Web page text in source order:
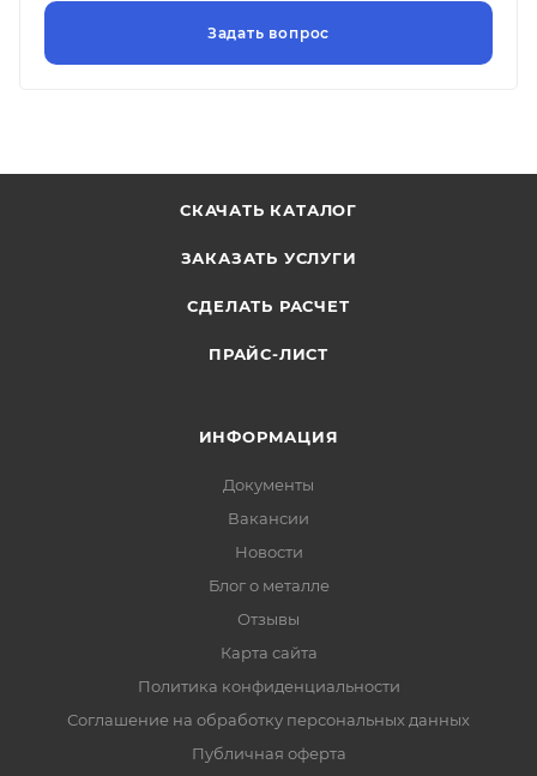
СКАЧАТЬ КАТАЛОГ
ЗАКАЗАТЬ УСЛУГИ
СДЕЛАТЬ РАСЧЕТ
ПРАЙС-ЛИСТ
ИНФОРМАЦИЯ
Документы
Вакансии
Новости
Блог о металле
Отзывы
Карта сайта
Политика конфиденциальности
Соглашение на обработку персональных данных
Публичная оферта